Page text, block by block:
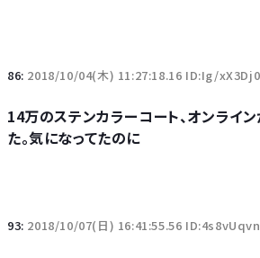
86: 2018/10/04(木) 11:27:18.16 ID:Ig/xX3Dj0
14万のステンカラーコート、オンライン
た。気になってたのに
93: 2018/10/07(日) 16:41:55.56